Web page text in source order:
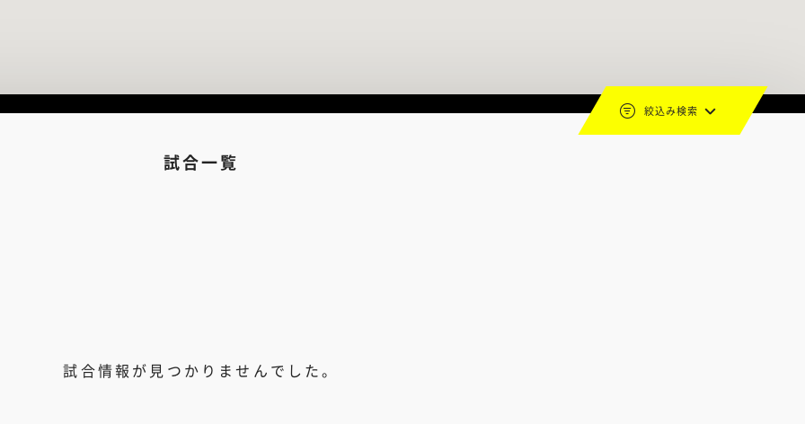
試合一覧
絞込み検索
試合情報が見つかりませんでした。